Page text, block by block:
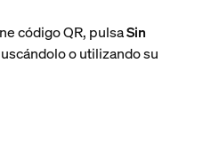
código QR, pulsaSin
o utilizando su